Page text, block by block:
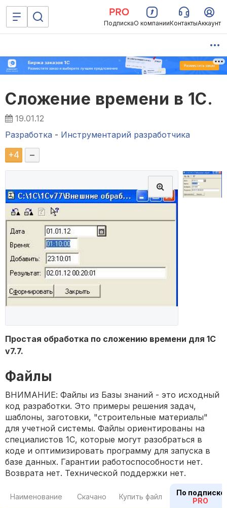
ПодпискаО компанииКонтактыАккаунт
Сложение времени в 1С.
19.01.12
Разработка - Инструментарий разработчика
+4 –
Простая обработка по сложению времени для 1С
v7.7.
Файлы
ВНИМАНИЕ: Файлы из Базы знаний - это исходный
код разработки. Это примеры решения задач,
шаблоны, заготовки, "строительные материалы"
для учетной системы. Файлы ориентированы на
специалистов 1С, которые могут разобраться в
коде и оптимизировать программу для запуска в
базе данных. Гарантии работоспособности нет.
Возврата нет. Технической поддержки нет.
Наименование Скачано Купить файл
По подписке
PRO